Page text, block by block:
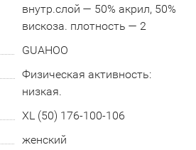
внутр.слой — 50% акрил, 50%
вискоза. плотность — 2
GUAHOO
Физическая активность:
низкая.
XL (50) 176-100-106
женский